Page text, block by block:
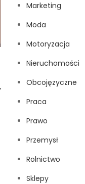
Marketing
Moda
Motoryzacja
Nieruchomości
Obcojęzyczne
Praca
Prawo
Przemysł
Rolnictwo
Sklepy